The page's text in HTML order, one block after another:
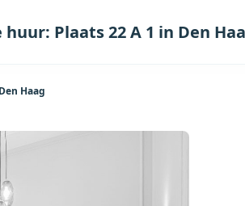
huur: Plaats 22 A 1 in Den
Haag